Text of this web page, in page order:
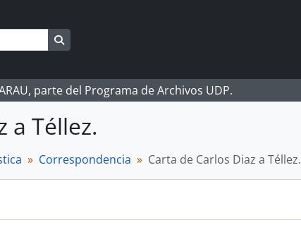
parte del Programa de Archivos UDP.
a Téllez.
Correspondencia Carta de Carlos Diaz a Téllez.